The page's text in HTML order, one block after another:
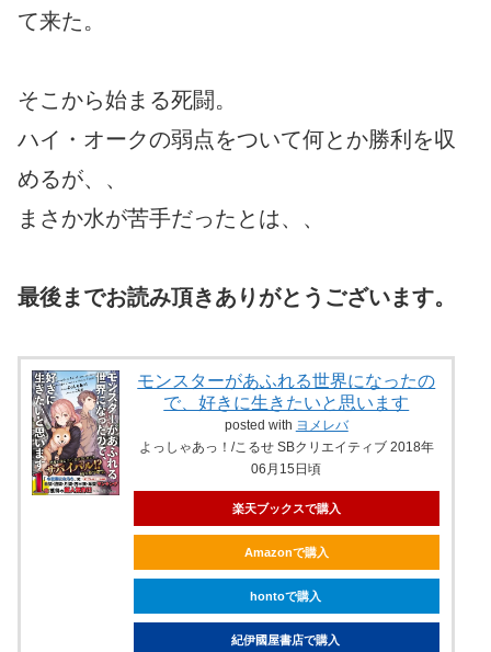
て来た。
そこから始まる死闘。
ハイ・オークの弱点をついて何とか勝利を収
めるが、、
まさか水が苦手だったとは、、
最後までお読み頂きありがとうございます。
モンスターがあふれる世界になったの
で、好きに生きたいと思います
posted with ヨメレバ
よっしゃあっ！/こるせ SBクリエイティブ 2018年
06月15日頃
楽天ブックスで購入
Amazonで購入
hontoで購入
紀伊國屋書店で購入